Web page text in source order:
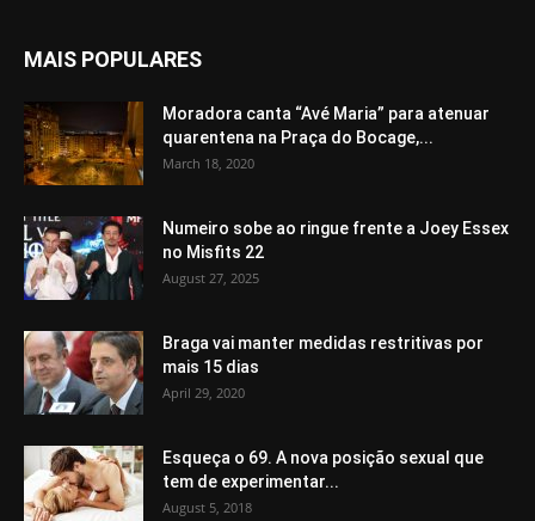
MAIS POPULARES
Moradora canta “Avé Maria” para atenuar
quarentena na Praça do Bocage,...
March 18, 2020
Numeiro sobe ao ringue frente a Joey Essex
no Misfits 22
August 27, 2025
Braga vai manter medidas restritivas por
mais 15 dias
April 29, 2020
Esqueça o 69. A nova posição sexual que
tem de experimentar...
August 5, 2018